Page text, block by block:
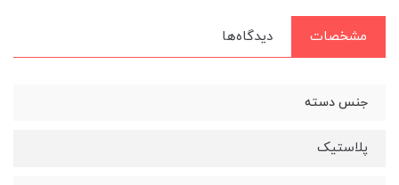
مشخصات دیدگاه‌ها
جنس دسته
پلاستیک